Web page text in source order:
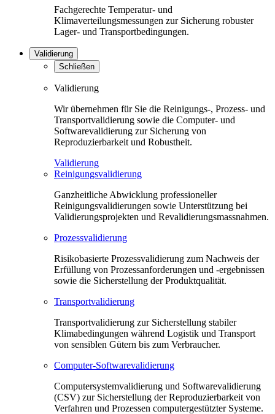
Fachgerechte Temperatur- und
Klimaverteilungsmessungen zur Sicherung robuster
Lager- und Transportbedingungen.
Validierung
Schließen
Validierung
Wir übernehmen für Sie die Reinigungs-, Prozess- und
Transportvalidierung sowie die Computer- und
Softwarevalidierung zur Sicherung von
Reproduzierbarkeit und Robustheit.
Validierung
Reinigungsvalidierung
Ganzheitliche Abwicklung professioneller
Reinigungsvalidierungen sowie Unterstützung bei
Validierungsprojekten und Revalidierungsmassnahmen.
Prozessvalidierung
Risikobasierte Prozessvalidierung zum Nachweis der
Erfüllung von Prozessanforderungen und -ergebnissen
sowie die Sicherstellung der Produktqualität.
Transportvalidierung
Transportvalidierung zur Sicherstellung stabiler
Klimabedingungen während Logistik und Transport
von sensiblen Gütern bis zum Verbraucher.
Computer-Softwarevalidierung
Computersystemvalidierung und Softwarevalidierung
(CSV) zur Sicherstellung der Reproduzierbarkeit von
Verfahren und Prozessen computergestützter Systeme.